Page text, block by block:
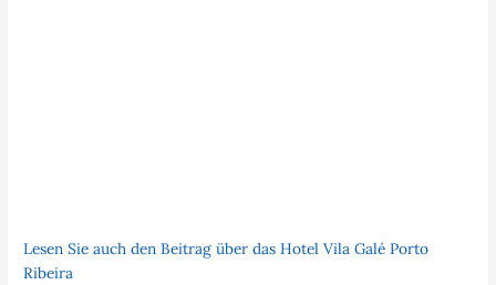
Lesen Sie auch den Beitrag über das Hotel Vila Galé Porto
Ribeira